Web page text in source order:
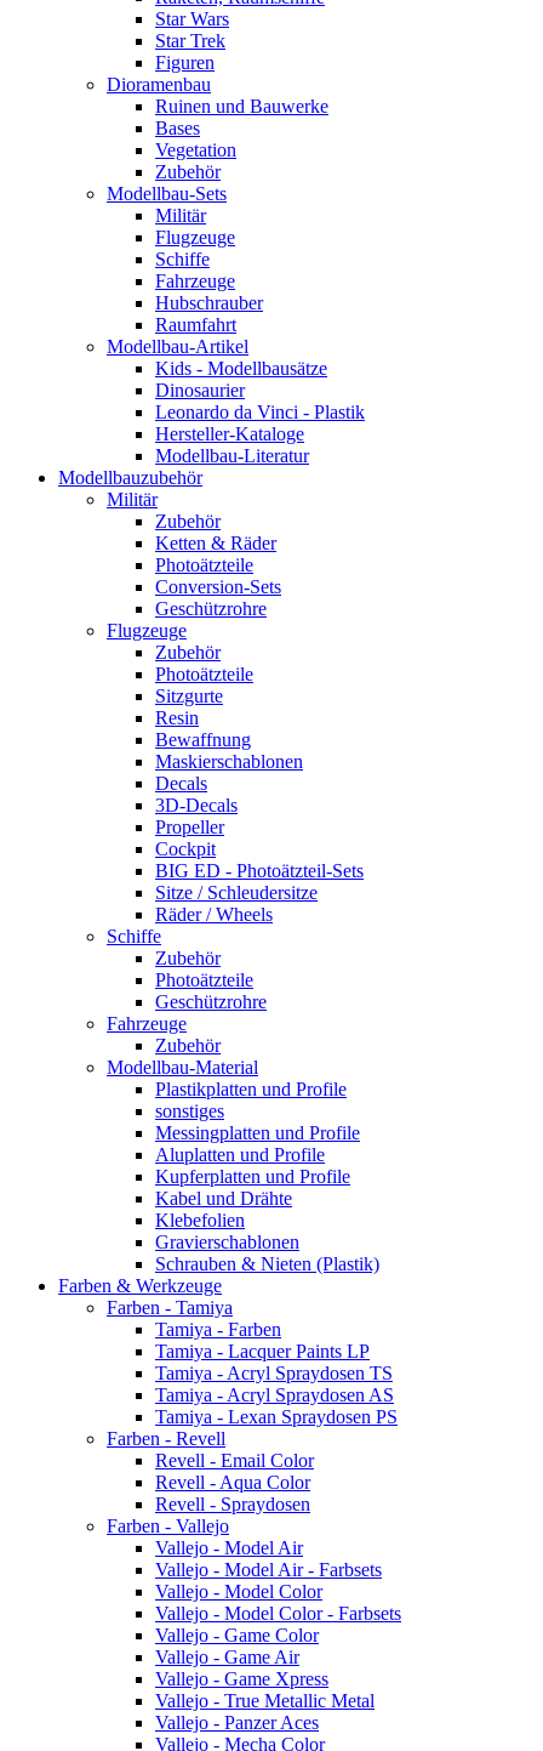
Star Wars
Star Trek
Figuren
Dioramenbau
Ruinen und Bauwerke
Bases
Vegetation
Zubehör
Modellbau-Sets
Militär
Flugzeuge
Schiffe
Fahrzeuge
Hubschrauber
Raumfahrt
Modellbau-Artikel
Kids - Modellbausätze
Dinosaurier
Leonardo da Vinci - Plastik
Hersteller-Kataloge
Modellbau-Literatur
Modellbauzubehör
Militär
Zubehör
Ketten & Räder
Photoätzteile
Conversion-Sets
Geschützrohre
Flugzeuge
Zubehör
Photoätzteile
Sitzgurte
Resin
Bewaffnung
Maskierschablonen
Decals
3D-Decals
Propeller
Cockpit
BIG ED - Photoätzteil-Sets
Sitze / Schleudersitze
Räder / Wheels
Schiffe
Zubehör
Photoätzteile
Geschützrohre
Fahrzeuge
Zubehör
Modellbau-Material
Plastikplatten und Profile
sonstiges
Messingplatten und Profile
Aluplatten und Profile
Kupferplatten und Profile
Kabel und Drähte
Klebefolien
Gravierschablonen
Schrauben & Nieten (Plastik)
Farben & Werkzeuge
Farben - Tamiya
Tamiya - Farben
Tamiya - Lacquer Paints LP
Tamiya - Acryl Spraydosen TS
Tamiya - Acryl Spraydosen AS
Tamiya - Lexan Spraydosen PS
Farben - Revell
Revell - Email Color
Revell - Aqua Color
Revell - Spraydosen
Farben - Vallejo
Vallejo - Model Air
Vallejo - Model Air - Farbsets
Vallejo - Model Color
Vallejo - Model Color - Farbsets
Vallejo - Game Color
Vallejo - Game Air
Vallejo - Game Xpress
Vallejo - True Metallic Metal
Vallejo - Panzer Aces
Vallejo - Mecha Color